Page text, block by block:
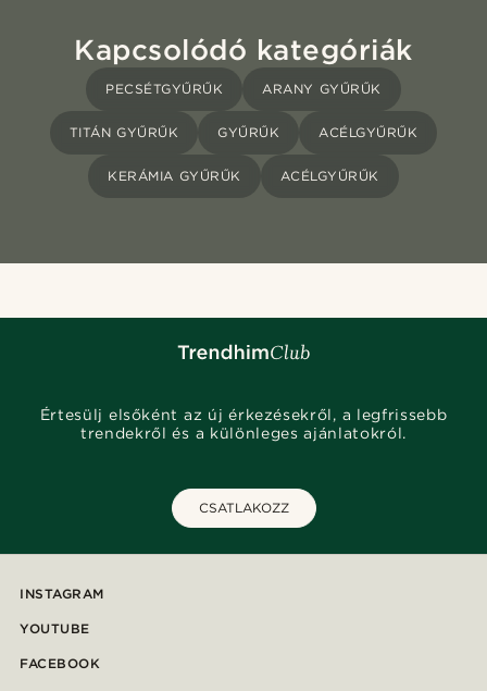
Kapcsolódó kategóriák
PECSÉTGYŰRŰK ARANY GYŰRŰK
TITÁN GYŰRŰK GYŰRŰK ACÉLGYŰRŰK
KERÁMIA GYŰRŰK ACÉLGYŰRŰK
Értesülj elsőként az új érkezésekről, a legfrissebb
trendekről és a különleges ajánlatokról.
CSATLAKOZZ
INSTAGRAM
YOUTUBE
FACEBOOK